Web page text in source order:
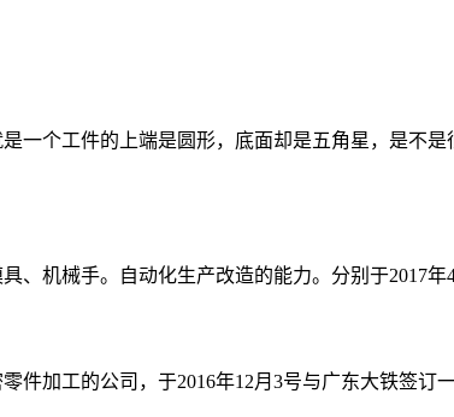
一个工件的上端是圆形，底面却是五角星，是不
机械手。自动化生产改造的能力。分别于2017年
件加工的公司，于2016年12月3号与广东大铁签订